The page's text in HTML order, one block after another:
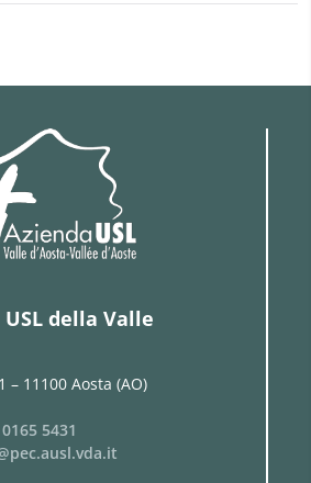
della Valle
– 11100 Aosta (AO)
0165 5431